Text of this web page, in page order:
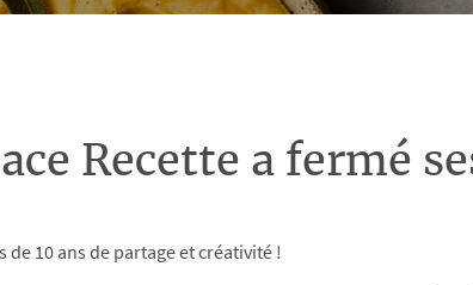
Recette a fermé
de 10 ans de partage et créativité !